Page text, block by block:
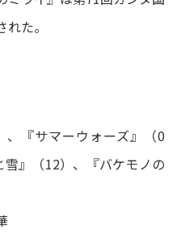
た。
、『サマーウォーズ』（0
』（12）、『バケモノの